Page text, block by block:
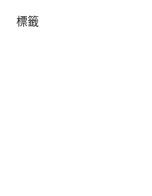
標籤